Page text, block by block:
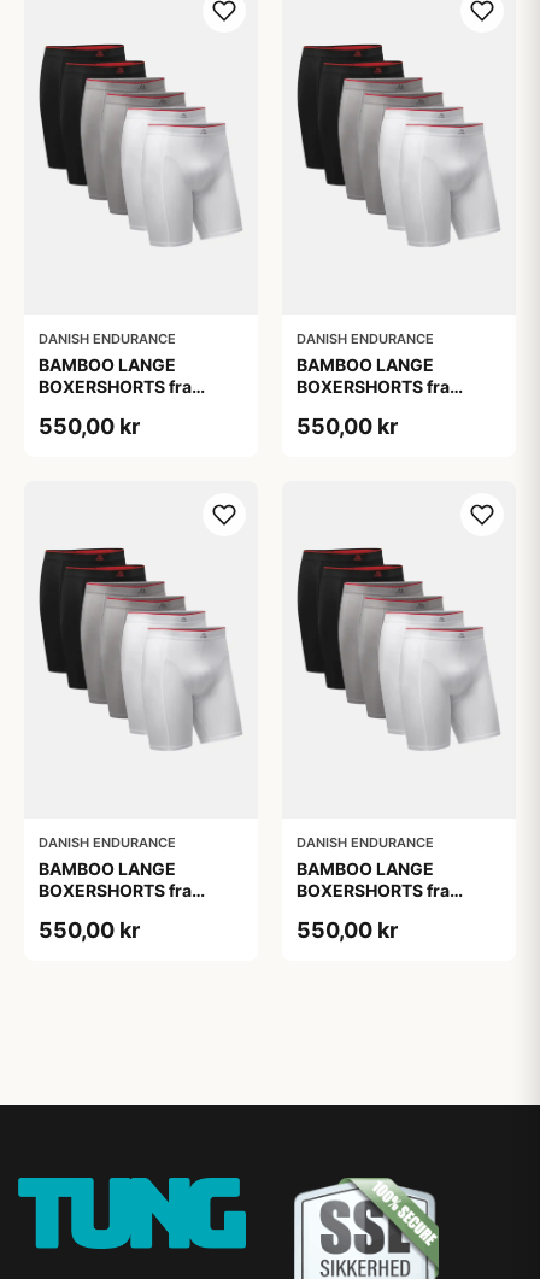
DANISH ENDURANCE
BAMBOO LANGE
BOXERSHORTS fra
Sort/Rød | Grå | Hvid 6-
550,00 kr
DANISH ENDURANCE
BAMBOO LANGE
BOXERSHORTS fra
Sort/Rød | Grå | Hvid 6-
550,00 kr
DANISH ENDURANCE
BAMBOO LANGE
BOXERSHORTS fra
Sort/Rød | Grå | Hvid 6-
550,00 kr
DANISH ENDURANCE
BAMBOO LANGE
BOXERSHORTS fra
Sort/Rød | Grå | Hvid 6-
550,00 kr